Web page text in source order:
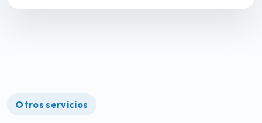
Otros servicios